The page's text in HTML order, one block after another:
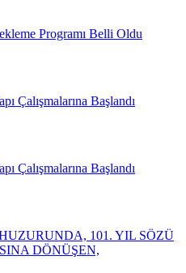
Programı Belli Oldu
Çalışmalarına Başlandı
Çalışmalarına Başlandı
101. YIL SÖZÜ
DÖNÜŞEN,